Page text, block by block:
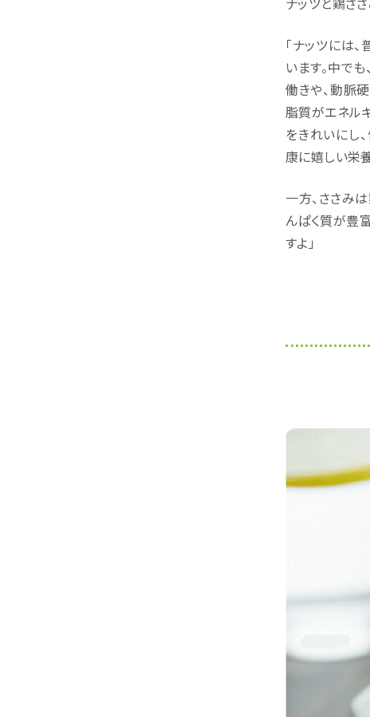
「ナッツには
います。中で
働きや、動脈
脂質がエネル
をきれいにし
康に嬉しい栄
一方、ささみ
んぱく質が豊
すよ」